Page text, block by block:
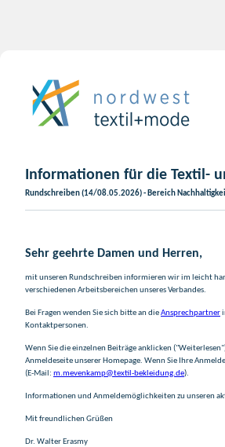
Informationen für die Textil-
Rundschreiben (14/08.05.2026) - Bereich
Sehr geehrte Damen und Herren,
mit unseren Rundschreiben informieren wir im leicht
verschiedenen Arbeitsbereichen unseres Verbandes.
Bei Fragen wenden Sie sich bitte an dieAnsprechpartner
Kontaktpersonen.
Wenn Sie die einzelnen Beiträge anklicken
Anmeldeseite unserer Homepage. Wenn Sie Ihre
(E-Mail: m.mevenkamp@textil-bekleidung.de).
Informationen und Anmeldemöglichkeiten zu unseren
Mit freundlichen Grüßen
Dr. Walter Erasmy